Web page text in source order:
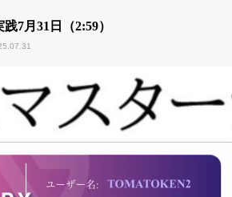
7月31日（2:59）